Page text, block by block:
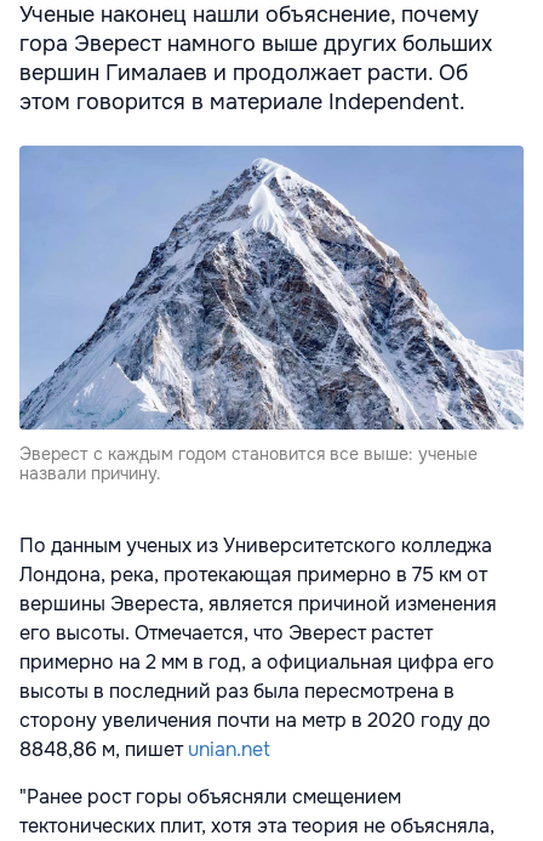
Ученые наконец нашли объяснение, почему
гора Эверест намного выше других больших
вершин Гималаев и продолжает расти. Об
этом говорится в материале Independent.
Эверест с каждым годом становится все выше: ученые
назвали причину.
По данным ученых из Университетского колледжа
Лондона, река, протекающая примерно в 75 км от
вершины Эвереста, является причиной изменения
его высоты. Отмечается, что Эверест растет
примерно на 2 мм в год, а официальная цифра его
высоты в последний раз была пересмотрена в
сторону увеличения почти на метр в 2020 году до
8848,86 м, пишетunian.net
"Ранее рост горы объясняли смещением
тектонических плит, хотя эта теория не объясняла,